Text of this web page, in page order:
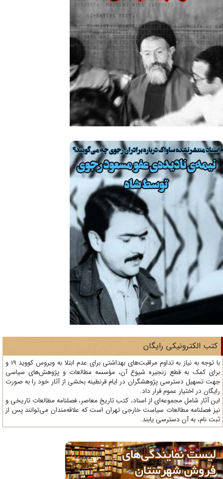
الکترونیکی رایگان
با توجه به نیاز به تداوم مراقبت‌های بهداشتی برای عدم ابتلا به ویروس کووید 19 و
کمک به قطع زنجیره شیوع آن، مؤسسه مطالعات و پژوهش‌های سیاسی
تسهیل دسترسی پژوهشگران در ایام قرنطینه بخشی از آثار خود را به صورت
در اختیار عموم قرار داد.
آثار شامل مجموعه‌ای از اسناد، کتب تاریخ معاصر، فصلنامه‌ مطالعات تاریخی و
فصلنامه مطالعات سیاست خارجی تهران است که علاقه‌مندان می‌توانند پس از
نام، به آن دسترسی یابند.